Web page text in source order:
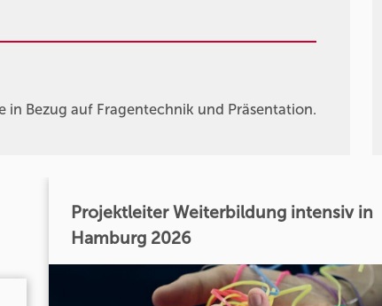
in Bezug auf Fragentechnik und Präsentation.
Projektleiter Weiterbildung intensiv in
Hamburg 2026